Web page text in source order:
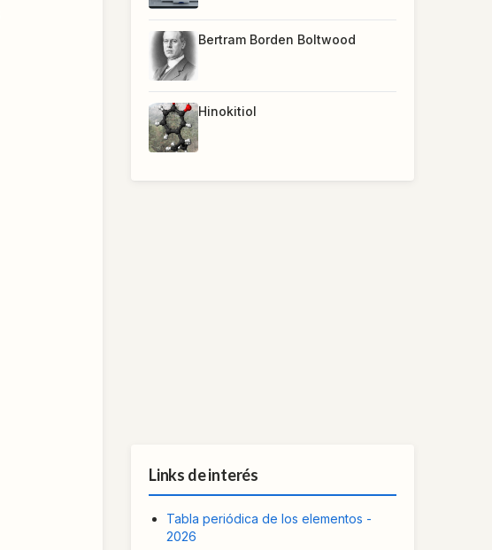
Bertram Borden Boltwood
Hinokitiol
Links de interés
Tabla periódica de los elementos -
2026